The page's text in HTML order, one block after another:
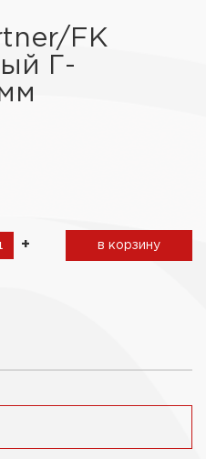
FK
Г-
+ в корзину